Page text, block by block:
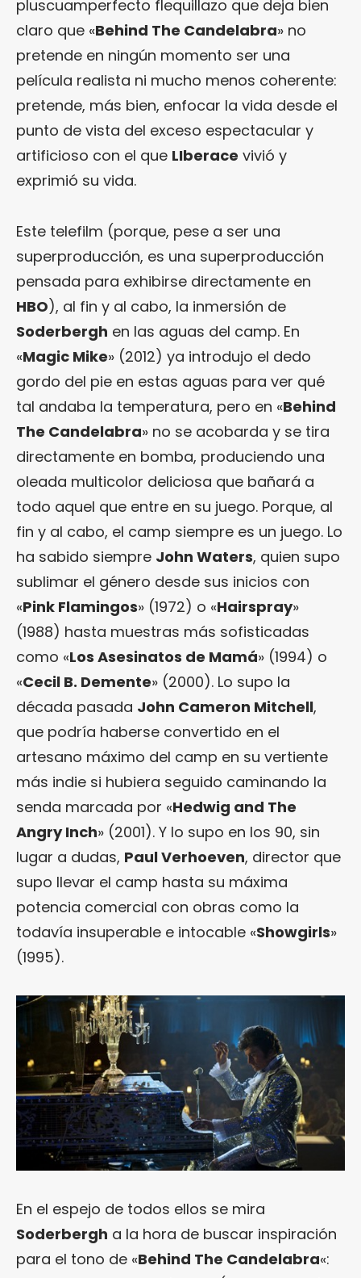
pluscuamperfecto flequillazo que deja bien
claro que «Behind The Candelabra» no
pretende en ningún momento ser una
película realista ni mucho menos coherente:
pretende, más bien, enfocar la vida desde el
punto de vista del exceso espectacular y
artificioso con el que LIberace vivió y
exprimió su vida.
Este telefilm (porque, pese a ser una
superproducción, es una superproducción
pensada para exhibirse directamente en
HBO), al fin y al cabo, la inmersión de
Soderbergh en las aguas del camp. En
«Magic Mike» (2012) ya introdujo el dedo
gordo del pie en estas aguas para ver qué
tal andaba la temperatura, pero en «Behind
The Candelabra» no se acobarda y se tira
directamente en bomba, produciendo una
oleada multicolor deliciosa que bañará a
todo aquel que entre en su juego. Porque, al
fin y al cabo, el camp siempre es un juego. Lo
ha sabido siempre John Waters, quien supo
sublimar el género desde sus inicios con
«Pink Flamingos» (1972) o «Hairspray»
(1988) hasta muestras más sofisticadas
como «Los Asesinatos de Mamá» (1994) o
«Cecil B. Demente» (2000). Lo supo la
década pasada John Cameron Mitchell,
que podría haberse convertido en el
artesano máximo del camp en su vertiente
más indie si hubiera seguido caminando la
senda marcada por «Hedwig and The
Angry Inch» (2001). Y lo supo en los 90, sin
lugar a dudas, Paul Verhoeven, director que
supo llevar el camp hasta su máxima
potencia comercial con obras como la
todavía insuperable e intocable «Showgirls»
(1995).
En el espejo de todos ellos se mira
Soderbergh a la hora de buscar inspiración
para el tono de «Behind The Candelabra«: